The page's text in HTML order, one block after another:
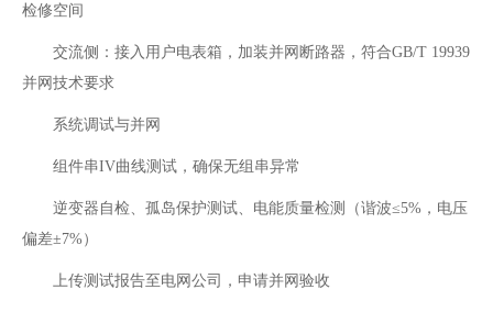
检修空间
交流侧：接入用户电表箱，加装并网断路器，符合GB/T 19939
并网技术要求
系统调试与并网‌
组件串IV曲线测试，确保无组串异常
逆变器自检、孤岛保护测试、电能质量检测（谐波≤5%，电压
偏差±7%）
上传测试报告至电网公司，申请并网验收